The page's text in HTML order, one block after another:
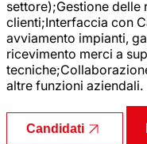
settore);Gestione delle
clienti;Interfaccia con
avviamento impianti,
ricevimento merci a
altre funzioni aziendali.
Candidati